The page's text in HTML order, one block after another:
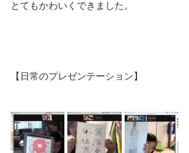
とてもかわいくできました。
【日常のプレゼンテーション】